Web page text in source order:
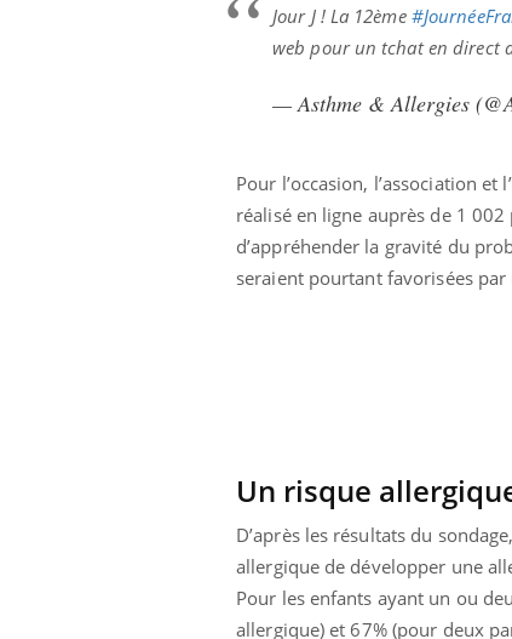
Jour J ! La 12ème
web pour un tchat en direct
— Asthme & Allergies
Pour l’occasion, l’association
réalisé en ligne auprès de 1
d’appréhender la gravité du
seraient pourtant favorisées
Un risque
D’après les résultats du
allergique de développer une
Pour les enfants ayant un ou
allergique) et 67% (pour deux
West Nile : que se passe-
t-il dans le sud de la
Les médicaments GLP-1
protègent-ils aussi les os
?